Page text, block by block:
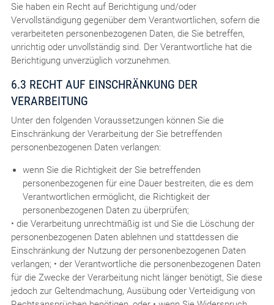
Sie haben ein Recht auf Berichtigung und/oder
Vervollständigung gegenüber dem Verantwortlichen, sofern die
verarbeiteten personenbezogenen Daten, die Sie betreffen,
unrichtig oder unvollständig sind. Der Verantwortliche hat die
Berichtigung unverzüglich vorzunehmen.
6.3 RECHT AUF EINSCHRÄNKUNG DER
VERARBEITUNG
Unter den folgenden Voraussetzungen können Sie die
Einschränkung der Verarbeitung der Sie betreffenden
personenbezogenen Daten verlangen:
wenn Sie die Richtigkeit der Sie betreffenden
personenbezogenen für eine Dauer bestreiten, die es dem
Verantwortlichen ermöglicht, die Richtigkeit der
personenbezogenen Daten zu überprüfen;
• die Verarbeitung unrechtmäßig ist und Sie die Löschung der
personenbezogenen Daten ablehnen und stattdessen die
Einschränkung der Nutzung der personenbezogenen Daten
verlangen; • der Verantwortliche die personenbezogenen Daten
für die Zwecke der Verarbeitung nicht länger benötigt, Sie diese
jedoch zur Geltendmachung, Ausübung oder Verteidigung von